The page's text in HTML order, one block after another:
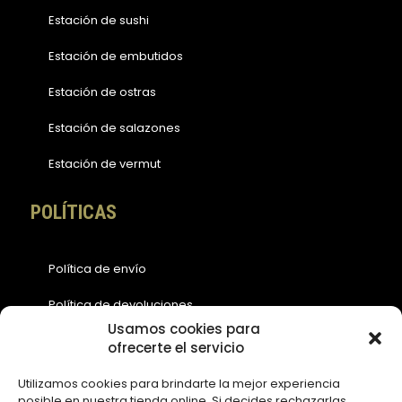
Usamos cookies para
ofrecerte el servicio
Utilizamos cookies para brindarte la mejor experiencia
Estación de sushi
Estación de embutidos
Estación de ostras
Estación de salazones
Estación de vermut
POLÍTICAS
Política de envío
Política de devoluciones
Política de cookies (EU)
Política de privacidad